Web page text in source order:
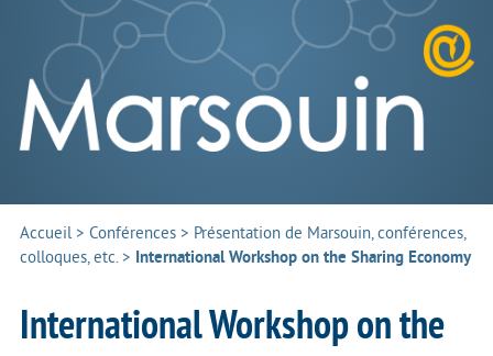
Accueil> Conférences > Présentation de Marsouin, conférences,
colloques, etc.> International Workshop on the Sharing Economy
International Workshop on the